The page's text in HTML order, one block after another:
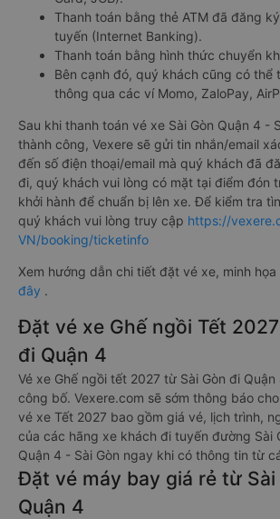
Thanh toán bằng thẻ ATM đã đăng
tuyến (Internet Banking).
Thanh toán bằng hình thức chuyển
Bên cạnh đó, quý khách cũng có thể
thông qua các ví Momo, ZaloPay,
Sau khi thanh toán vé xe Sài Gòn Quận 4 -
thành công, Vexere sẽ gửi tin nhắn/email
đến số điện thoại/email mà quý khách đã
đi, quý khách vui lòng có mặt tại điểm đón
khởi hành để chuẩn bị lên xe. Để kiểm tra
quý khách vui lòng truy cập https://
VN/booking/ticketinfo
Xem hướng dẫn chi tiết đặt vé xe, minh họa
đây .
Đặt vé xe Ghế ngồi Tết
đi Quận 4
Vé xe Ghế ngồi tết 2027 từ Sài Gòn đi
công bố. Vexere.com sẽ sớm thông báo
vé xe Tết 2027 bao gồm giá vé, lịch trình,
của các hãng xe khách đi tuyến đường Sài
Quận 4 - Sài Gòn ngay khi có thông tin từ
Đặt vé máy bay giá rẻ từ Sài
Quận 4